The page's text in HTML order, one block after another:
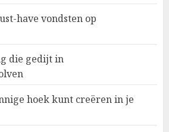
have vondsten op
die gedijt in
hoek kunt creëren in je